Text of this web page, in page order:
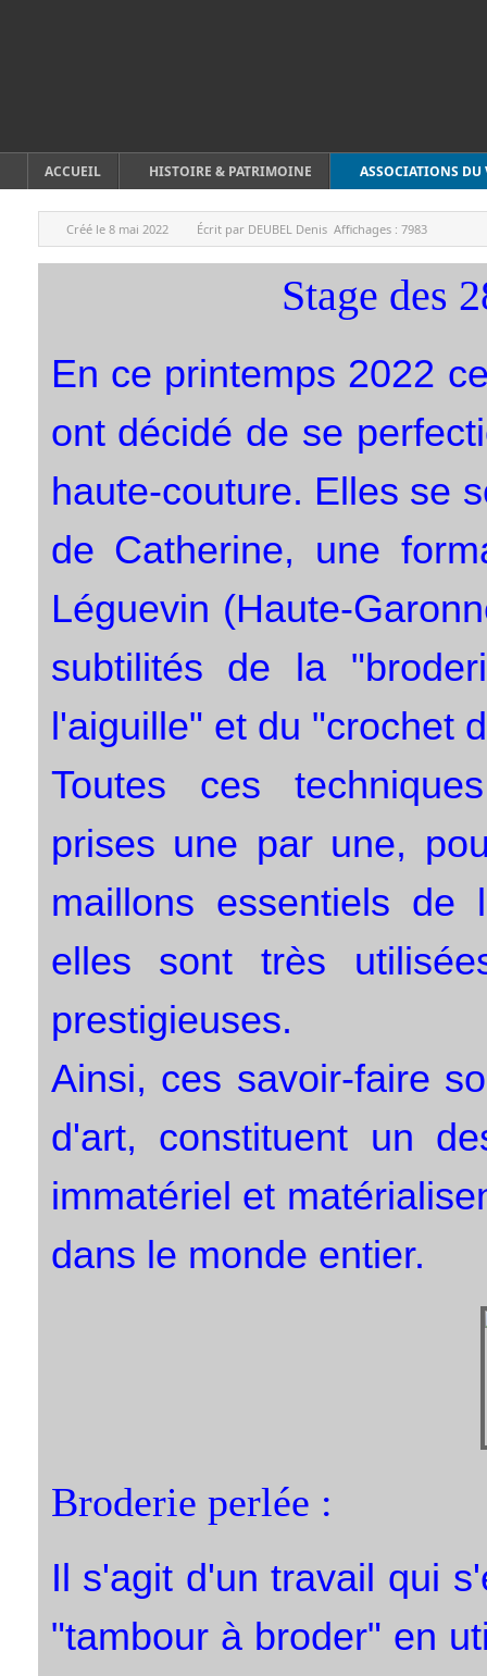
ACCUEIL HISTOIRE & PATRIMOINE ASSOCIATIONS DU
Créé le 8 mai 2022 Écrit par DEUBEL Denis Affichages : 7983
Stage des
En ce printemps 2022
ont décidé de se
haute-couture. Elles se
de Catherine, une
Léguevin (Haute-
subtilités de la
l'aiguille" et du "crochet
Toutes ces
prises une par une,
maillons essentiels de
elles sont très
prestigieuses.
Ainsi, ces savoir-faire
d'art, constituent un
immatériel et
dans le monde entier.
Broderie perlée :
Il s'agit d'un travail qui
"tambour à broder" en